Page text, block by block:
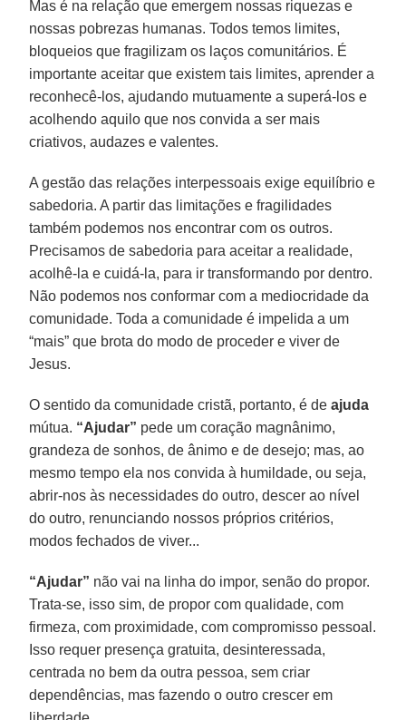
Mas é na relação que emergem nossas riquezas e
nossas pobrezas humanas. Todos temos limites,
bloqueios que fragilizam os laços comunitários. É
importante aceitar que existem tais limites, aprender a
reconhecê-los, ajudando mutuamente a superá-los e
acolhendo aquilo que nos convida a ser mais
criativos, audazes e valentes.
A gestão das relações interpessoais exige equilíbrio e
sabedoria. A partir das limitações e fragilidades
também podemos nos encontrar com os outros.
Precisamos de sabedoria para aceitar a realidade,
acolhê-la e cuidá-la, para ir transformando por dentro.
Não podemos nos conformar com a mediocridade da
comunidade. Toda a comunidade é impelida a um
“mais” que brota do modo de proceder e viver de
Jesus.
O sentido da comunidade cristã, portanto, é deajuda
mútua. “Ajudar” pede um coração magnânimo,
grandeza de sonhos, de ânimo e de desejo; mas, ao
mesmo tempo ela nos convida à humildade, ou seja,
abrir-nos às necessidades do outro, descer ao nível
do outro, renunciando nossos próprios critérios,
modos fechados de viver...
“Ajudar” não vai na linha do impor, senão do propor.
Trata-se, isso sim, de propor com qualidade, com
firmeza, com proximidade, com compromisso pessoal.
Isso requer presença gratuita, desinteressada,
centrada no bem da outra pessoa, sem criar
dependências, mas fazendo o outro crescer em